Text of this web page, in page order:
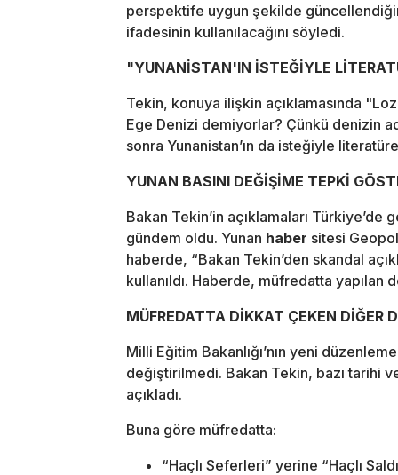
perspektife uygun şekilde
ifadesinin kullanılacağını söyledi.
"YUNANİSTAN'IN İSTEĞİYLE
Tekin, konuya ilişkin açıklamasında
Ege Denizi demiyorlar? Çünkü denizin
sonra Yunanistan’ın da isteğiyle
YUNAN BASINI DEĞİŞİME TEPKİ
Bakan Tekin’in açıklamaları Türkiye’de
gündem oldu. Yunan haber sitesi
haberde, “Bakan Tekin’den skandal
kullanıldı. Haberde, müfredatta
MÜFREDATTA DİKKAT ÇEKEN DİĞER
Milli Eğitim Bakanlığı’nın yeni
değiştirilmedi. Bakan Tekin, bazı tarihi
açıkladı.
Buna göre müfredatta:
“Haçlı Seferleri” yerine “Haçlı